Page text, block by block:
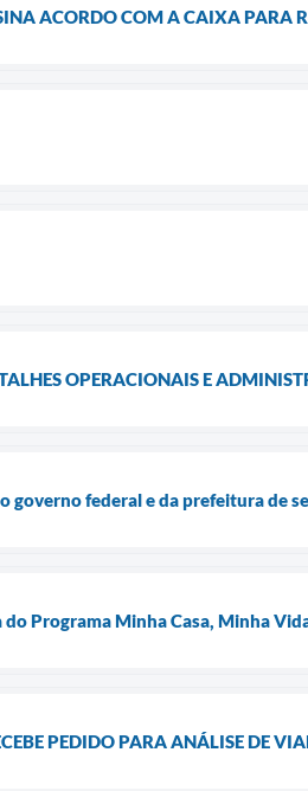
ACORDO COM A CAIXA PARA
OPERACIONAIS E
governo federal e da prefeitura de
Programa Minha Casa, Minha
PEDIDO PARA ANÁLISE DE